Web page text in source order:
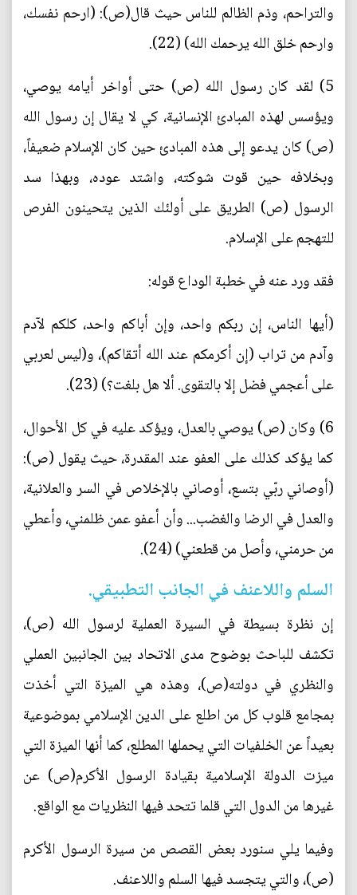
والتراحم، وذم الظالم للناس حيث قال(ص): (ارحم نفسك،
وارحم خلق الله يرحمك الله) (22).
5) لقد كان رسول الله (ص) حتى أواخر أيامه يوصي،
ويؤسس لهذه المبادئ الإنسانية، كي لا يقال إن رسول الله
(ص) كان يدعو إلى هذه المبادئ حين كان الإسلام ضعيفاً،
وبخلافه حين قوت شوكته، واشتد عوده، وبهذا سد
الرسول (ص) الطريق على أولئك الذين يتحينون الفرص
للتهجم على الإسلام.
فقد ورد عنه في خطبة الوداع قوله:
(أيها الناس، إن ربكم واحد، وإن أباكم واحد، كلكم لآدم
وآدم من تراب (إن أكرمكم عند الله أتقاكم)، و(ليس لعربي
على أعجمي فضل إلا بالتقوى. ألا هل بلغت؟) (23).
6) وكان (ص) يوصي بالعدل، ويؤكد عليه في كل الأحوال،
كما يؤكد كذلك على العفو عند المقدرة، حيث يقول (ص):
(أوصاني ربّي بتسع، أوصاني بالإخلاص في السر والعلانية،
والعدل في الرضا والغضب... وأن أعفو عمن ظلمني، وأعطي
من حرمني، وأصل من قطعني) (24).
السلم واللاعنف في الجانب التطبيقي.
إن نظرة بسيطة في السيرة العملية لرسول الله (ص)،
تكشف للباحث بوضوح مدى الاتحاد بين الجانبين العملي
والنظري في دولته(ص)، وهذه هي الميزة التي أخذت
بمجامع قلوب كل من اطلع على الدين الإسلامي بموضوعية
بعيداً عن الخلفيات التي يحملها المطلع، كما أنها الميزة التي
ميزت الدولة الإسلامية بقيادة الرسول الأكرم(ص) عن
غيرها من الدول التي قلما تتحد فيها النظريات مع الواقع.
وفيما يلي سنورد بعض القصص من سيرة الرسول الأكرم
(ص)، والتي يتجسد فيها السلم واللاعنف.